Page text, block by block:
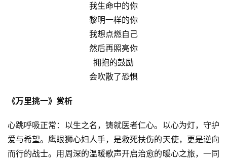
我生命中的你
黎明一样的你
我想点燃自己
然后再照亮你
拥抱的鼓励
会吹散了恐惧
《万里挑一》赏析
心跳呼吸正常：以生之名，铸就医者仁心。以心为灯，守护
爱与希望。鹰眼狮心妇人手，是救死扶伤的天使，更是逆向
而行的战士。用周深的温暖歌声开启治愈的暖心之旅，一同